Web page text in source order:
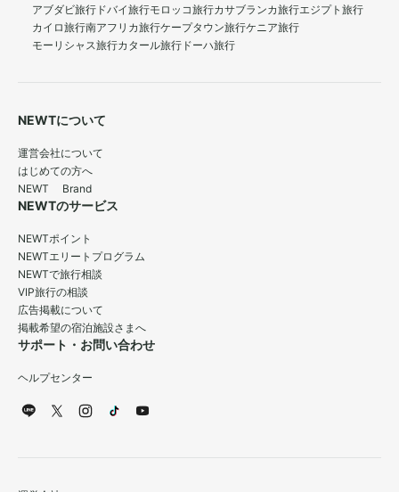
アブダビ旅行 ドバイ旅行モロッコ旅行カサブランカ旅行エジプト旅行
カイロ旅行南アフリカ旅行ケープタウン旅行ケニア旅行
モーリシャス旅行カタール旅行 ドーハ旅行
NEWTについて
運営会社について
はじめての方へ
NEWT Brand
NEWTのサービス
NEWTポイント
NEWTエリートプログラム
NEWTで旅行相談
VIP旅行の相談
広告掲載について
掲載希望の宿泊施設さまへ
サポート・お問い合わせ
ヘルプセンター